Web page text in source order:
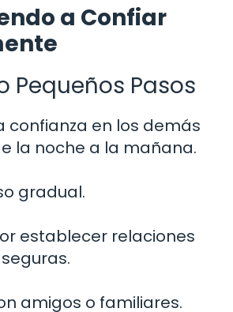
a Confiar
Pequeños Pasos
confianza en los demás
la noche a la mañana.
gradual.
establecer relaciones
amigos o familiares.